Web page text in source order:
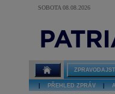
SOBOTA 08.08.2026
PŘEHLED ZPRÁV